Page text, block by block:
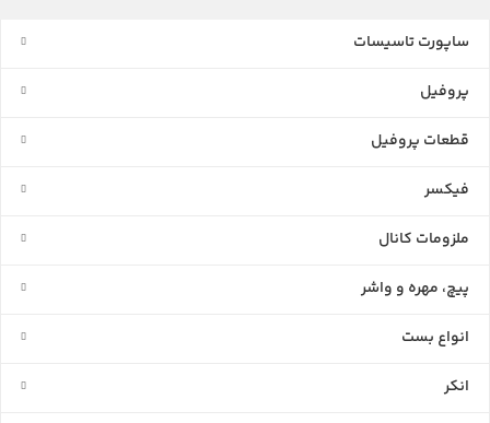
ساپورت تاسیسات
پروفیل
قطعات پروفیل
فیکسر
ملزومات کانال
پیچ، مهره و واشر
انواع بست
انکر